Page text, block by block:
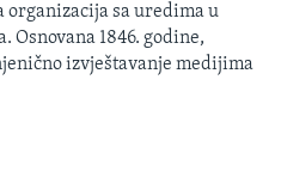
organizacija sa uredima u
Osnovana 1846. godine,
izvještavanje medijima